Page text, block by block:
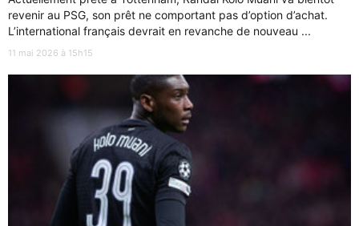
revenir au PSG, son prêt ne comportant pas d’option d’achat.
L’international français devrait en revanche de nouveau ...
11 mai 2026 à 15h15